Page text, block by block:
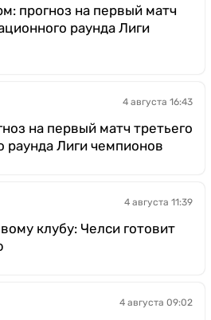
прогноз на первый матч
раунда Лиги
4 августа 16:43
на первый матч третьего
раунда Лиги чемпионов
4 августа 11:39
клубу: Челси готовит
4 августа 09:02